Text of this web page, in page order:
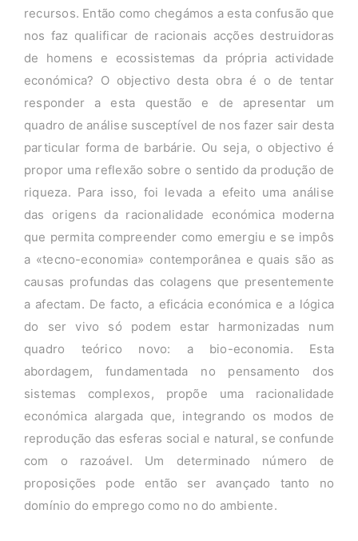
recursos. Então como chegámos a esta confusão que
nos faz qualificar de racionais acções destruidoras
de homens e ecossistemas da própria actividade
económica? O objectivo desta obra é o de tentar
responder a esta questão e de apresentar um
quadro de análise susceptível de nos fazer sair desta
particular forma de barbárie. Ou seja, o objectivo é
propor uma reflexão sobre o sentido da produção de
riqueza. Para isso, foi levada a efeito uma análise
das origens da racionalidade económica moderna
que permita compreender como emergiu e se impôs
a «tecno-economia» contemporânea e quais são as
causas profundas das colagens que presentemente
a afectam. De facto, a eficácia económica e a lógica
do ser vivo só podem estar harmonizadas num
quadro teórico novo: a bio-economia. Esta
abordagem, fundamentada no pensamento dos
sistemas complexos, propõe uma racionalidade
económica alargada que, integrando os modos de
reprodução das esferas social e natural, se confunde
com o razoável. Um determinado número de
proposições pode então ser avançado tanto no
domínio do emprego como no do ambiente.